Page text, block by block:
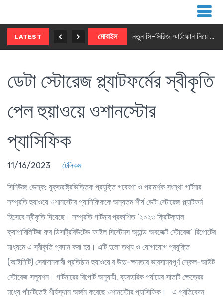
LATEST মোবাইল নতুন সি-সিরিজ স্মার্টফোন নিয়ে আসছে রিয়েলমি
ডেটা স্টোরেজ প্ল্যাটফর্মের স্বীকৃতি
পেল হুয়াওয়ে ওশানস্টোর
প্যাসিফিক
11/16/2023 টেলিকম
সিনিউজ ডেস্ক: যুক্তরাষ্ট্রভিত্তিক প্রযুক্তি গবেষণা ও পরামর্শক সংস্থা গার্টনার
সম্প্রতি হুয়াওয়ে ওশানস্টোর প্যাসিফিককে অন্যতম শীর্ষ ডেটা স্টোরেজ প্ল্যাটফর্ম
হিসেবে স্বীকৃতি দিয়েছে। সম্প্রতি গার্টনার প্রকাশিত ‘২০২৩ ক্রিটিক্যাল
ক্যাপাবিলিটিজ ফর ডিসট্রিবিউটেড ফাইল সিস্টেমস অ্যান্ড অবজেক্ট স্টোরেজ’ রিপোর্টের
মাধ্যমে এ স্বীকৃতি প্রদান করা হয়। এটি হলো তথ্য ও যোগাযোগ প্রযুক্তি
(আইসিটি) সেবাদানকারী প্রতিষ্ঠান হুয়াওয়ে’র উচ্চ-ক্ষমতার ভারসাম্যপূর্ণ স্কেল-আউট
স্টোরেজ সল্যুশন। গার্টনারের রিপোর্ট অনুযায়ী, ব্যবহারিক পর্যায়ের সাতটি ক্ষেত্রের
মধ্যে পাঁচটিতেই শীর্ষস্থান অর্জন করেছে ওশানস্টোর প্যাসিফিক। এ প্রতিবেদন